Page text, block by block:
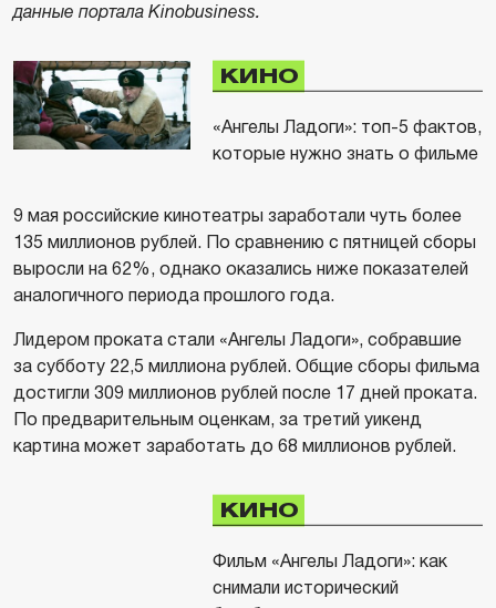
данные портала Kinobusiness.
КИНО
«Ангелы Ладоги»: топ-5 фактов,
которые нужно знать о фильме
9 мая российские кинотеатры заработали чуть более
135 миллионов рублей. По сравнению с пятницей сборы
выросли на 62%, однако оказались ниже показателей
аналогичного периода прошлого года.
Лидером проката стали «Ангелы Ладоги», собравшие
за субботу 22,5 миллиона рублей. Общие сборы фильма
достигли 309 миллионов рублей после 17 дней проката.
По предварительным оценкам, за третий уикенд
картина может заработать до 68 миллионов рублей.
КИНО
Фильм «Ангелы Ладоги»: как
снимали исторический